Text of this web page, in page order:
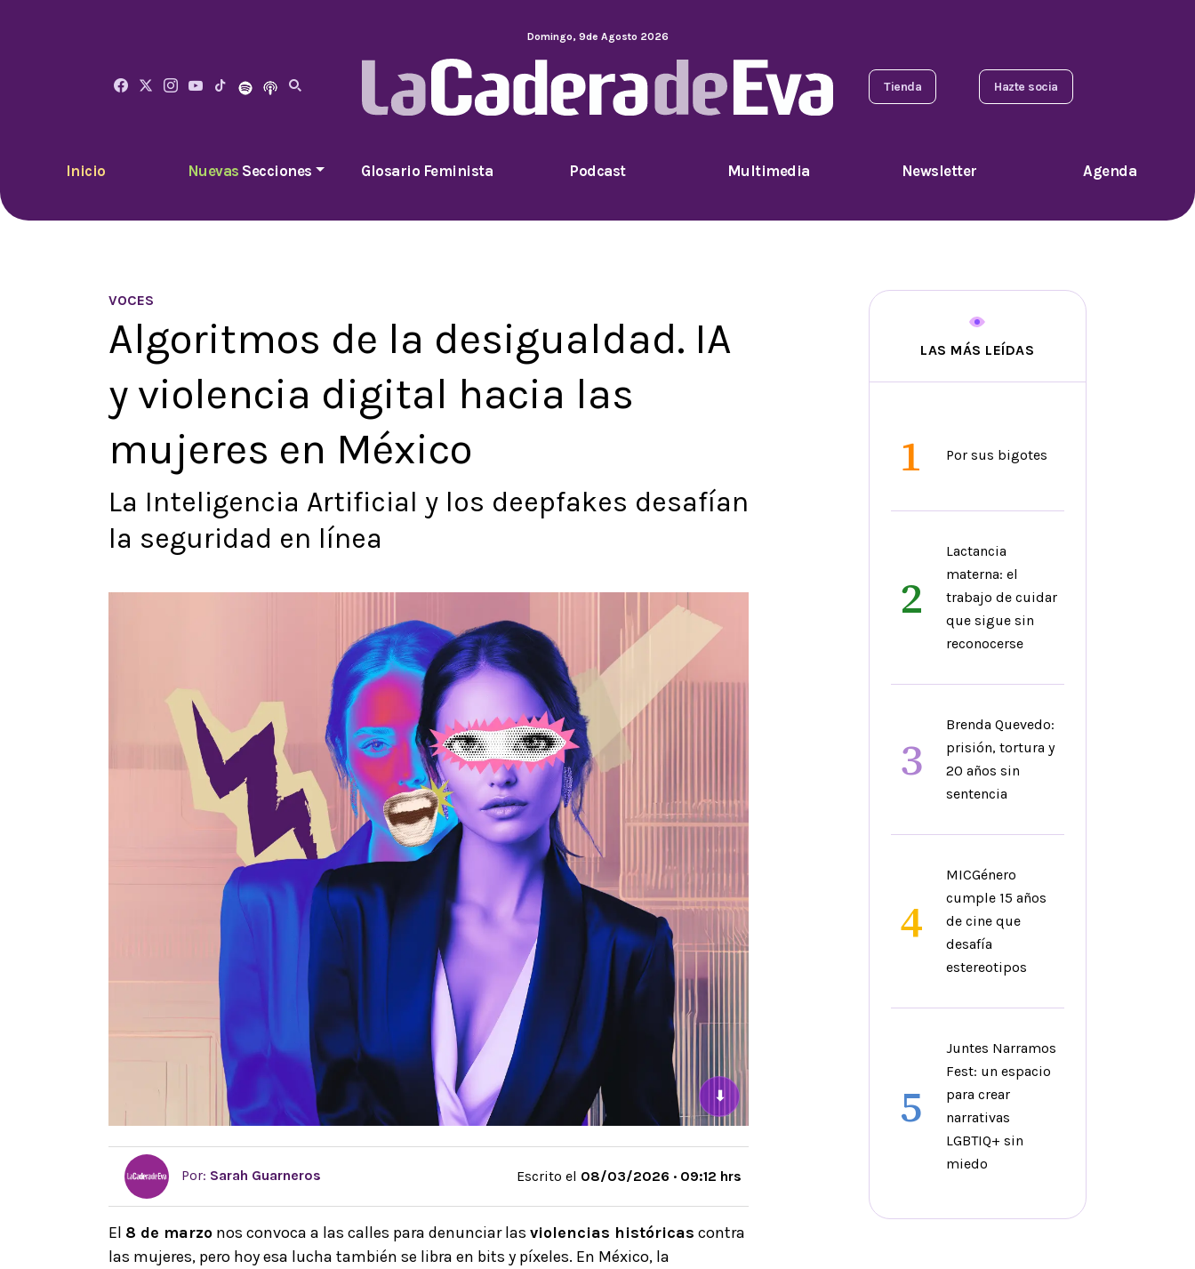
Domingo, 9de Agosto 2026
Tienda Hazte socia
Inicio Nuevas Secciones Glosario Feminista Podcast Multimedia Newsletter Agenda
VOCES
Algoritmos de la desigualdad. IA
y violencia digital hacia las
mujeres en México
La Inteligencia Artificial y los deepfakes desafían
la seguridad en línea
⬇
Por: Sarah Guarneros Escrito el 08/03/2026 · 09:12 hrs
El 8 de marzo nos convoca a las calles para denunciar las violencias históricas contra
las mujeres, pero hoy esa lucha también se libra en bits y píxeles. En México, la
LAS MÁS LEÍDAS
1 Por sus bigotes
2
Lactancia
materna: el
trabajo de cuidar
que sigue sin
reconocerse
3
Brenda Quevedo:
prisión, tortura y
20 años sin
sentencia
4
MICGénero
cumple 15 años
de cine que
desafía
estereotipos
5
Juntes Narramos
Fest: un espacio
para crear
narrativas
LGBTIQ+ sin
miedo